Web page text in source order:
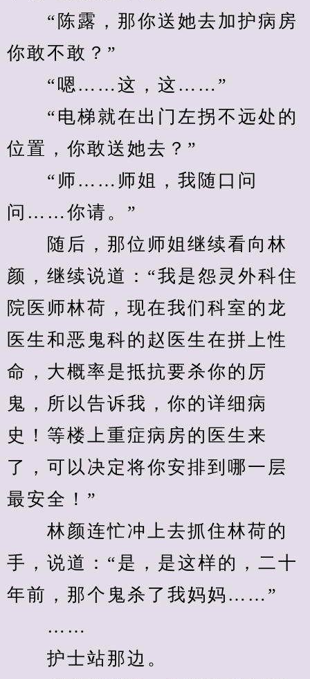
“陈露，那你送她去加护病房
你敢不敢？”
“嗯……这，这……”
“电梯就在出门左拐不远处的
位置，你敢送她去？”
“师……师姐，我随口问
问……你请。”
随后，那位师姐继续看向林
颜，继续说道：“我是怨灵外科住
院医师林荷，现在我们科室的龙
医生和恶鬼科的赵医生在拼上性
命，大概率是抵抗要杀你的厉
鬼，所以告诉我，你的详细病
史！等楼上重症病房的医生来
了，可以决定将你安排到哪一层
最安全！”
林颜连忙冲上去抓住林荷的
手，说道：“是，是这样的，二十
年前，那个鬼杀了我妈妈……”
……
护士站那边。